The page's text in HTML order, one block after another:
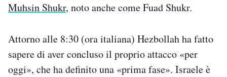
Muhsin Shukr, noto anche come Fuad Shukr.
Attorno alle 8:30 (ora italiana) Hezbollah ha fatto
sapere di aver concluso il proprio attacco «per
oggi», che ha definito una «prima fase». Israele è